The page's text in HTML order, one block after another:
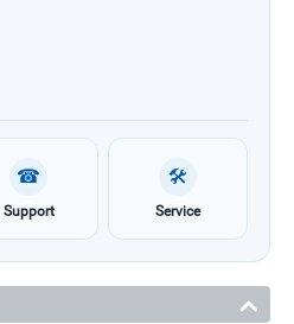
☎
Support
🛠
Service